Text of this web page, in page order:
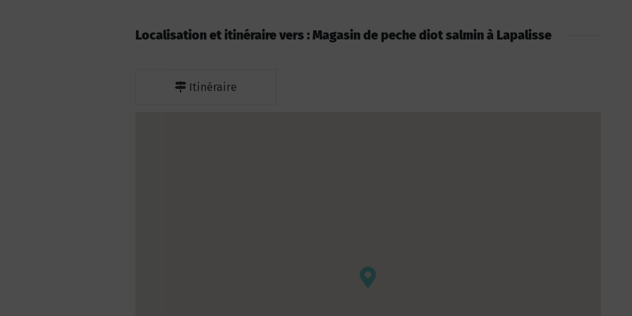
Localisation et itinéraire vers : Magasin de peche diot salmin à Lapalisse
Itinéraire